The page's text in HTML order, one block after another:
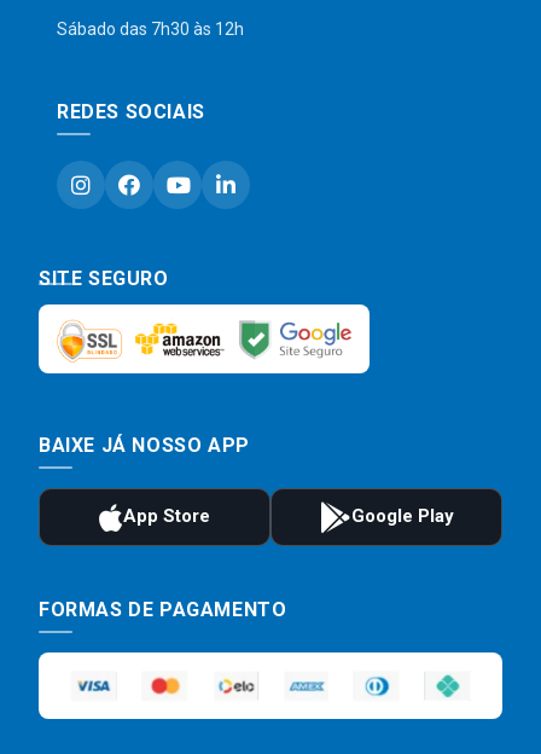
Sábado das 7h30 às 12h
REDES SOCIAIS
SITE SEGURO
BAIXE JÁ NOSSO APP
FORMAS DE PAGAMENTO